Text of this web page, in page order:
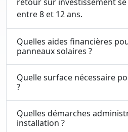
entre 8 et 12 ans.
Quelles aides financières
panneaux solaires ?
Quelle surface nécessaire
?
Quelles démarches
installation ?